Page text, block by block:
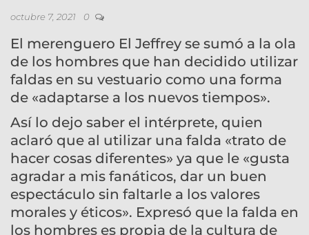
octubre 7, 2021 0
El merenguero El Jeffrey se sumó a la ola
de los hombres que han decidido utilizar
faldas en su vestuario como una forma
de «adaptarse a los nuevos tiempos».
Así lo dejo saber el intérprete, quien
aclaró que al utilizar una falda «trato de
hacer cosas diferentes» ya que le «gusta
agradar a mis fanáticos, dar un buen
espectáculo sin faltarle a los valores
morales y éticos». Expresó que la falda en
los hombres es propia de la cultura de